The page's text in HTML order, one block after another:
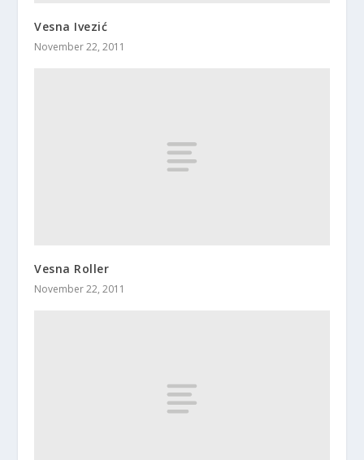
Vesna Ivezić
November 22, 2011
Vesna Roller
November 22, 2011